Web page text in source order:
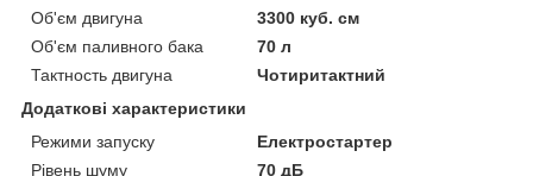
Об'єм двигуна
3300 куб. см
Об'єм паливного бака
70 л
Тактность двигуна
Чотиритактний
Додаткові характеристики
Режими запуску
Електростартер
Рівень шуму
70 дБ